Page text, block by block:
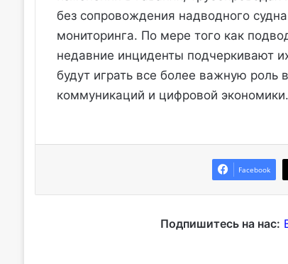
без сопровождения надводного
мониторинга. По мере того как
недавние инциденты подчеркивают
будут играть все более важную
коммуникаций и цифровой экономики.
Facebook
Подпишитесь на нас: